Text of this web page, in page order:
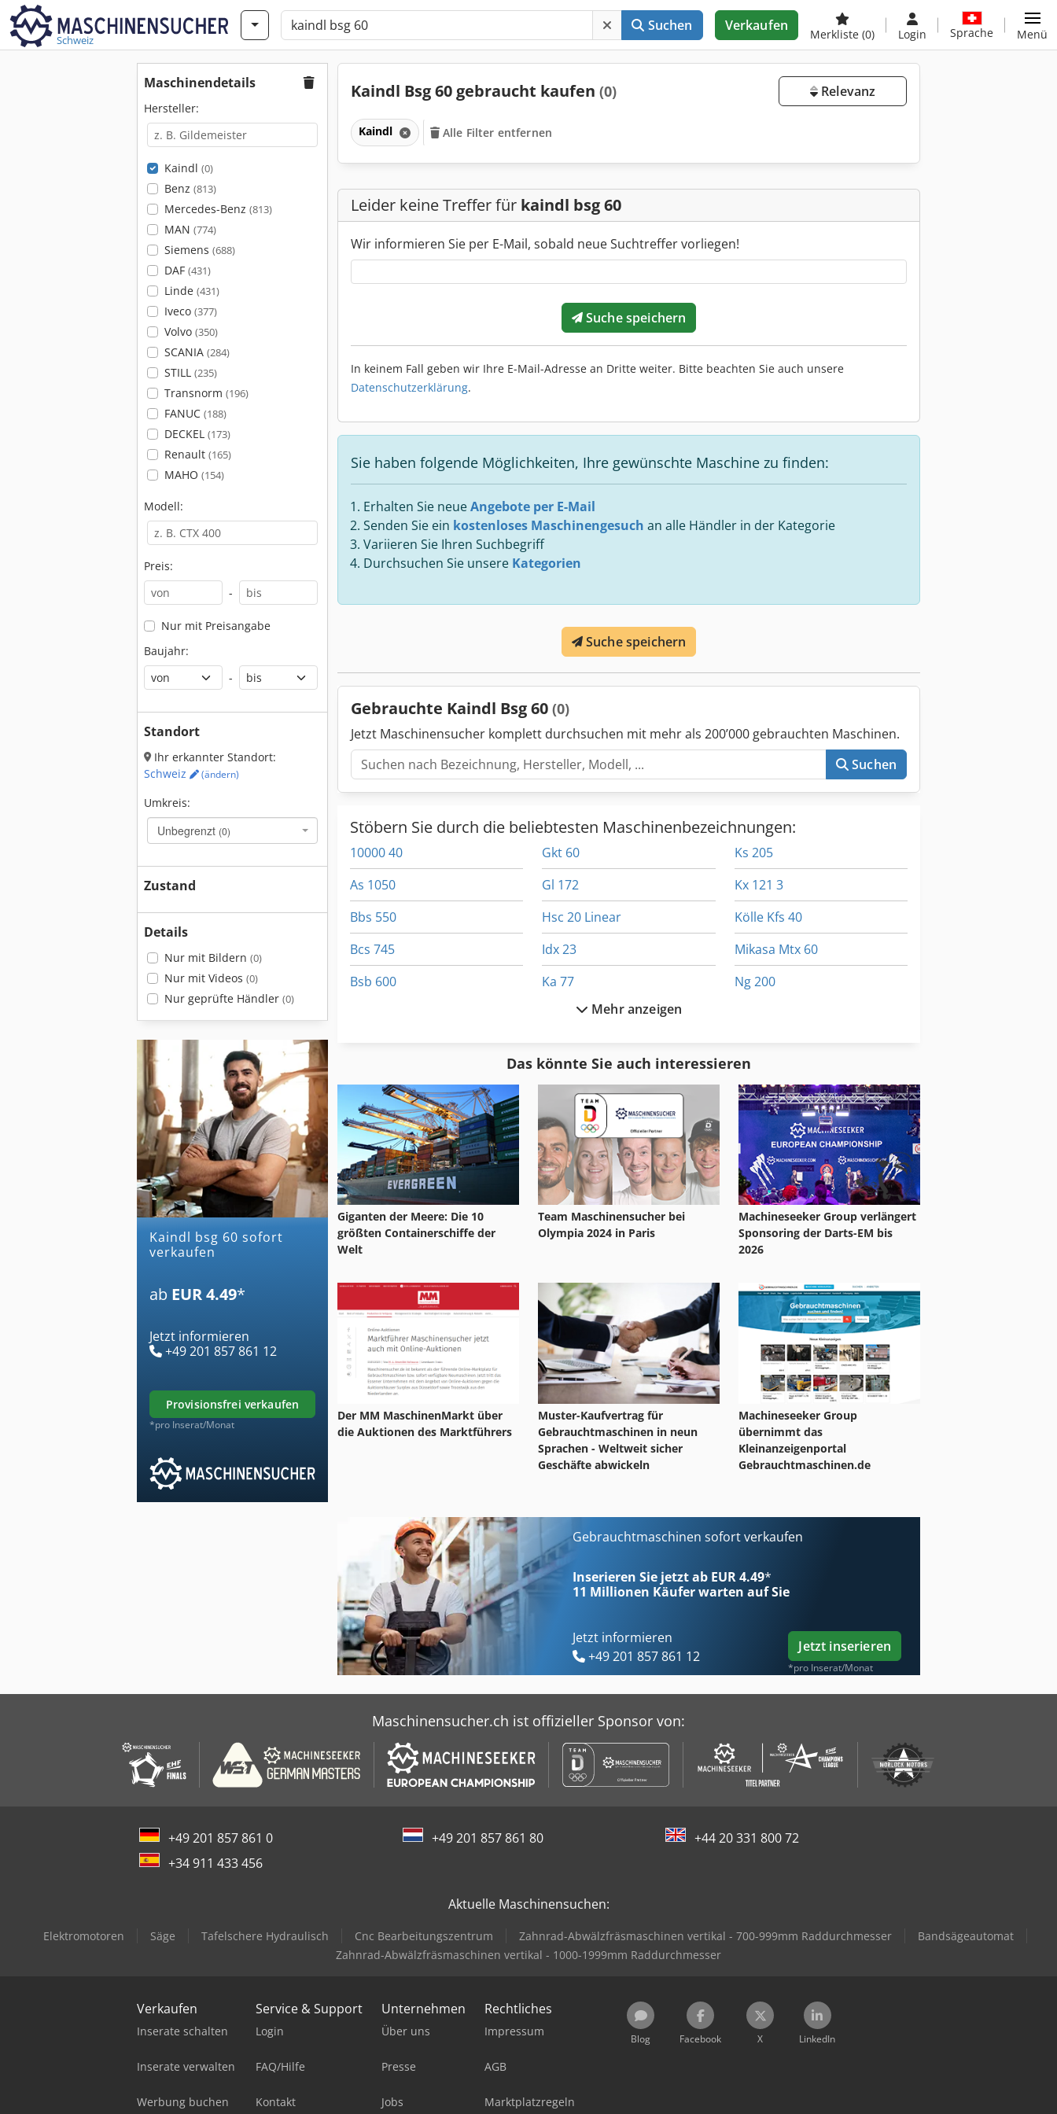
Schweiz
Suchen Verkaufen
Merkliste (0) Login Sprache Menü
Maschinendetails
Hersteller:
Kaindl (0)
Benz (813)
Mercedes-Benz (813)
MAN (774)
Siemens (688)
DAF (431)
Linde (431)
Iveco (377)
Volvo (350)
SCANIA (284)
STILL (235)
Transnorm (196)
FANUC (188)
DECKEL (173)
Renault (165)
MAHO (154)
Modell:
Preis:
-
Nur mit Preisangabe
Baujahr:
-
Standort
Ihr erkannter Standort:
Schweiz
(ändern)
Umkreis:
Unbegrenzt (0)
Zustand
Details
Nur mit Bildern (0)
Nur mit Videos (0)
Nur geprüfte Händler (0)
kaindl bsg 60 sofort
verkaufen
ab EUR 4.49*
Jetzt informieren
+49 201 857 861 12
provisionsfrei verkaufen
*pro Inserat/Monat
Kaindl Bsg 60 gebraucht kaufen (0) Relevanz
Kaindl Alle Filter entfernen
Leider keine Treffer für kaindl bsg 60
Wir informieren Sie per E-Mail, sobald neue Suchtreffer vorliegen!
Suche speichern
In keinem Fall geben wir Ihre E-Mail-Adresse an Dritte weiter. Bitte beachten Sie auch unsere
Datenschutzerklärung.
Sie haben folgende Möglichkeiten, Ihre gewünschte Maschine zu finden:
Erhalten Sie neueAngebote per E-Mail
Senden Sie ein kostenloses Maschinengesuch an alle Händler in der Kategorie
Variieren Sie Ihren Suchbegriff
Durchsuchen Sie unsere Kategorien
Suche speichern
Gebrauchte Kaindl Bsg 60 (0)
Jetzt Maschinensucher komplett durchsuchen mit mehr als 200’000 gebrauchten Maschinen.
Suchen
Stöbern Sie durch die beliebtesten Maschinenbezeichnungen:
10000 40
As 1050
Bbs 550
Bcs 745
Bsb 600
Ga 90 Vsd
Gkt 60
Gl 172
Hsc 20 Linear
Idx 23
Ka 77
Kps 600 20 Esc
Ks 205
Kx 121 3
Kölle Kfs 40
Mikasa Mtx 60
Ng 200
Mehr anzeigen
Das könnte Sie auch interessieren
Giganten der Meere: Die 10
größten Containerschiffe der
Welt
Team Maschinensucher bei
Olympia 2024 in Paris
Machineseeker Group verlängert
Sponsoring der Darts-EM bis
2026
Der MM MaschinenMarkt über
die Auktionen des Marktführers
Muster-Kaufvertrag für
Gebrauchtmaschinen in neun
Sprachen - Weltweit sicher
Geschäfte abwickeln
Machineseeker Group
übernimmt das
Kleinanzeigenportal
Gebrauchtmaschinen.de
Gebrauchtmaschinen sofort verkaufen
Inserieren Sie jetzt ab EUR 4.49*
11 Millionen Käufer warten auf Sie
Jetzt informieren
+49 201 857 861 12
Jetzt inserieren
*pro Inserat/Monat
Maschinensucher.ch ist offizieller Sponsor von:
+49 201 857 861 0 +49 201 857 861 80
+44 20 331 800 72
+34 911 433 456
Aktuelle Maschinensuchen:
Elektromotoren Säge Tafelschere Hydraulisch Cnc Bearbeitungszentrum Zahnrad-Abwälzfräsmaschinen vertikal - 700-999mm Raddurchmesser
Bandsägeautomat
Zahnrad-Abwälzfräsmaschinen vertikal - 1000-1999mm Raddurchmesser
Verkaufen
Inserate schalten
Inserate verwalten
Werbung buchen
Service & Support
Login
FAQ/Hilfe
Kontakt
Unternehmen
Über uns
Presse
Jobs
Rechtliches
Impressum
AGB
Marktplatzregeln
Blog Facebook X LinkedIn